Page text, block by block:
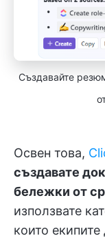
Създавайте
Освен това,
създавате
бележки от
използвате
които